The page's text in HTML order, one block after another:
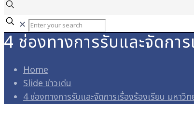
✕
4 ช่องทางการรับและจัดกา
Home
Slide ข่าวเด่น
4 ช่องทางการรับและจัดการเรื่องร้องเรียน มหาวิ